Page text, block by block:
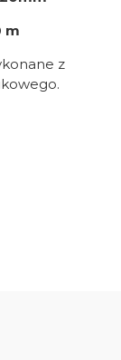
m
z